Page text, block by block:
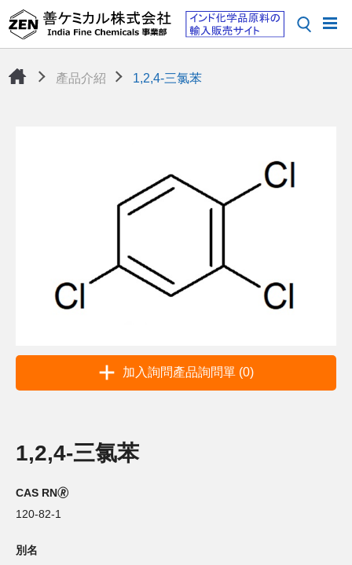
產品介紹 1,2,4-三氯苯
加入詢問產品詢問單 (0)
1,2,4-三氯苯
CAS RN🄬
120-82-1
別名